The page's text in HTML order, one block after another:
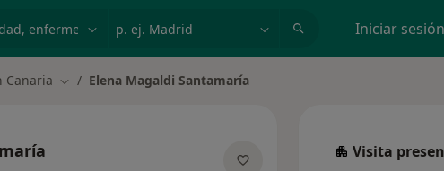
Iniciar sesión
Canaria Cambiar de ciudad
Elena Magaldi Santamaría
Visita
Visita